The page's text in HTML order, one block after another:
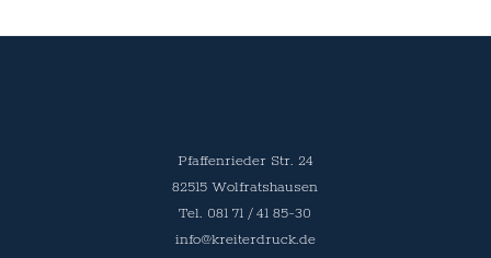
Pfaffenrieder Str. 24
82515 Wolfratshausen
Tel. 081 71 / 41 85-30
info@kreiterdruck.de